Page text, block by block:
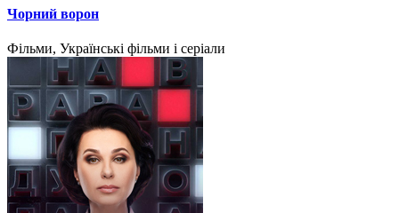
Чорний ворон
Фільми, Українські фільми і серіали